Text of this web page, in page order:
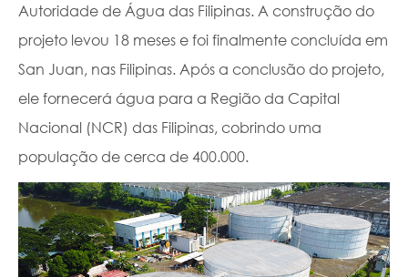
Autoridade de Água das Filipinas. A construção do
projeto levou 18 meses e foi finalmente concluída em
San Juan, nas Filipinas. Após a conclusão do projeto,
ele fornecerá água para a Região da Capital
Nacional (NCR) das Filipinas, cobrindo uma
população de cerca de 400.000.